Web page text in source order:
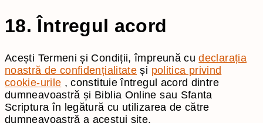
18. Întregul acord
Acești Termeni și Condiții, împreună cudeclarația
noastră de confidențialitate și politica privind
cookie-urile , constituie întregul acord dintre
dumneavoastră și Biblia Online sau Sfanta
Scriptura în legătură cu utilizarea de către
dumneavoastră a acestui site.